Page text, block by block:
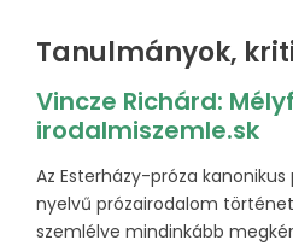
Tanulmányok,
Vincze Richárd:
irodalmiszemle.sk
Az Esterházy-próza
nyelvű prózairodalom
szemlélve mindinkább